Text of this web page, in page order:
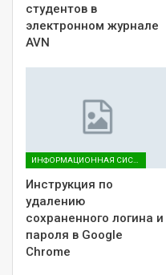
студентов в
электронном журнале
AVN
Инструкция по
удалению
сохраненного логина и
пароля в Google
Chrome